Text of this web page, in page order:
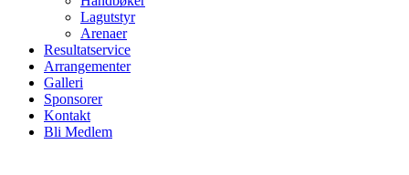
Lagutstyr
Arenaer
Resultatservice
Arrangementer
Galleri
Sponsorer
Kontakt
Bli Medlem